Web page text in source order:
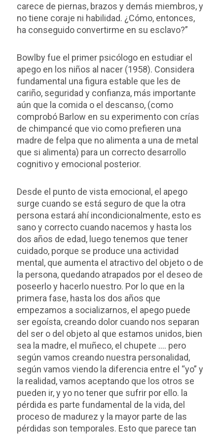
carece de piernas, brazos y demás miembros, y
no tiene coraje ni habilidad. ¿Cómo, entonces,
ha conseguido convertirme en su esclavo?”
Bowlby fue el primer psicólogo en estudiar el
apego en los niños al nacer (1958). Considera
fundamental una figura estable que les de
cariño, seguridad y confianza, más importante
aún que la comida o el descanso, (como
comprobó Barlow en su experimento con crías
de chimpancé que vio como prefieren una
madre de felpa que no alimenta a una de metal
que si alimenta) para un correcto desarrollo
cognitivo y emocional posterior.
Desde el punto de vista emocional, el apego
surge cuando se está seguro de que la otra
persona estará ahí incondicionalmente, esto es
sano y correcto cuando nacemos y hasta los
dos años de edad, luego tenemos que tener
cuidado, porque se produce una actividad
mental, que aumenta el atractivo del objeto o de
la persona, quedando atrapados por el deseo de
poseerlo y hacerlo nuestro. Por lo que en la
primera fase, hasta los dos años que
empezamos a socializarnos, el apego puede
ser egoísta, creando dolor cuando nos separan
del ser o del objeto al que estamos unidos, bien
sea la madre, el muñeco, el chupete …. pero
según vamos creando nuestra personalidad,
según vamos viendo la diferencia entre el “yo” y
la realidad, vamos aceptando que los otros se
pueden ir, y yo no tener que sufrir por ello. la
pérdida es parte fundamental de la vida, del
proceso de madurez y la mayor parte de las
pérdidas son temporales. Esto que parece tan